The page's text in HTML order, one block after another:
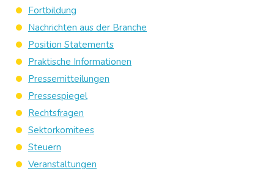
Fortbildung
Nachrichten aus der Branche
Position Statements
Praktische Informationen
Pressemitteilungen
Pressespiegel
Rechtsfragen
Sektorkomitees
Steuern
Veranstaltungen